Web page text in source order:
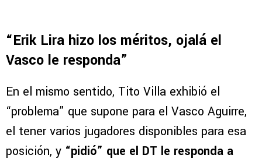
“Erik Lira hizo los méritos, ojalá el
Vasco le responda”
En el mismo sentido, Tito Villa exhibió el
“problema” que supone para el Vasco Aguirre,
el tener varios jugadores disponibles para esa
posición, y “pidió” que el DT le responda a